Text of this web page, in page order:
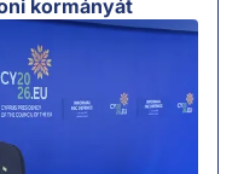
kormányát